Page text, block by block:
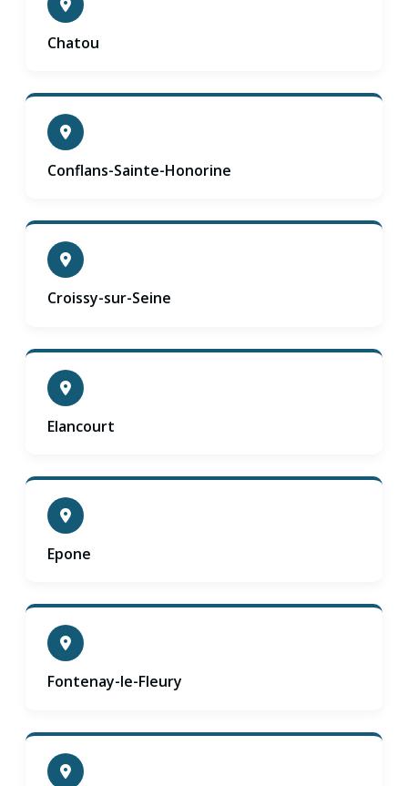
Chatou
Conflans-Sainte-Honorine
Croissy-sur-Seine
Elancourt
Epone
Fontenay-le-Fleury